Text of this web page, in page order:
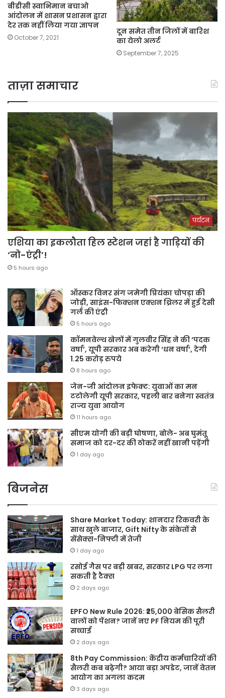
बीडीसी स्वाभिमान बचाओ
आंदोलन में शासन प्रशासन द्वारा
देर तक नहीं लिया गया ज्ञापन
October 7, 2021
दून समेत तीन जिलों में बारिश
का येलो अलर्ट
September 7, 2025
ताज़ा समाचार
पर्यटन
एशिया का इकलौता हिल स्टेशन जहां है गाड़ियों की
‘नो-एंट्री’!
5 hours ago
ऑस्कर विनर संग जमेगी प्रियंका चोपड़ा की
जोड़ी, साइंस-फिक्शन एक्शन थ्रिलर में हुई देसी
गर्ल की एंट्री
5 hours ago
कॉमनवेल्थ खेलों में गुलवीर सिंह ने की ‘पदक
वर्षा’, यूपी सरकार अब करेगी ‘धन वर्षा’, देगी
1.25 करोड़ रुपये
8 hours ago
जेन-जी आंदोलन इफेक्ट: युवाओं का मन
टटोलेगी यूपी सरकार, पहली बार बनेगा स्वतंत्र
राज्य युवा आयोग
11 hours ago
सीएम योगी की बड़ी घोषणा, बोले- अब घुमंतू
समाज को दर-दर की ठोकरें नहीं खानी पड़ेंगी
1 day ago
बिजनेस
Share Market Today: शानदार रिकवरी के
साथ खुले बाजार, Gift Nifty के संकेतों से
सेंसेक्स-निफ्टी में तेजी
1 day ago
रसोई गैस पर बड़ी खबर, सरकार LPG पर लगा
सकती है टैक्स
2 days ago
EPFO New Rule 2026: ₹25,000 बेसिक सैलरी
वालों को पेंशन? जानें नए PF नियम की पूरी
सच्चाई
2 days ago
8th Pay Commission: केंद्रीय कर्मचारियों की
सैलरी कब बढ़ेगी? आया बड़ा अपडेट, जानें वेतन
आयोग का अगला कदम
3 days ago